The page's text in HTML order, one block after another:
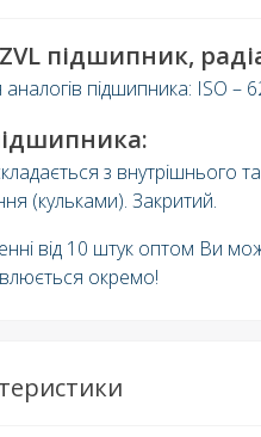
ZVL підшипник,
підшипника: ISO –
з внутрішнього
(кульками). Закритий.
від 10 штук оптом Ви
окремо!